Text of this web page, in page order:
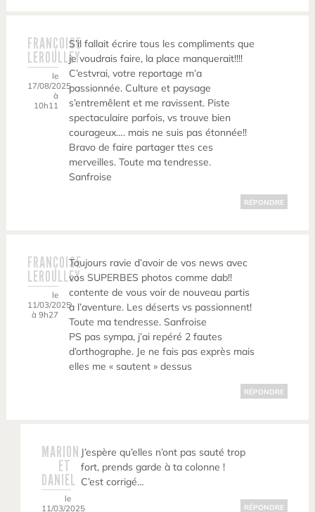
FRANÇOISE
LEROULLEY
le
17/08/2025
à
10h11
S’il fallait écrire tous les compliments que
je voudrais faire, la place manquerait!!!!
C’estvrai, votre reportage m’a
passionnée. Culture et paysage
s’entremêlent et me ravissent. Piste
spectaculaire parfois, vs trouve bien
courageux…. mais ne suis pas étonnée!!
Bravo de faire partager ttes ces
merveilles. Toute ma tendresse.
Sanfroise
RÉPONDRE
FRANÇOISE
LEROULLEY
le
11/03/2025
à 9h27
Toujours ravie d’avoir de vos news avec
vos SUPERBES photos comme dab!!
contente de vous voir de nouveau partis
à l’aventure. Les déserts vs passionnent!
Toute ma tendresse. Sanfroise
PS pas sympa, j’ai repéré 2 fautes
d’orthographe. Je ne fais pas exprès mais
elles me « sautent » dessus
RÉPONDRE
MARION
ET
DANIEL
le
11/03/2025
J’espère qu’elles n’ont pas sauté trop
fort, prends garde à ta colonne !
C’est corrigé…
RÉPONDRE